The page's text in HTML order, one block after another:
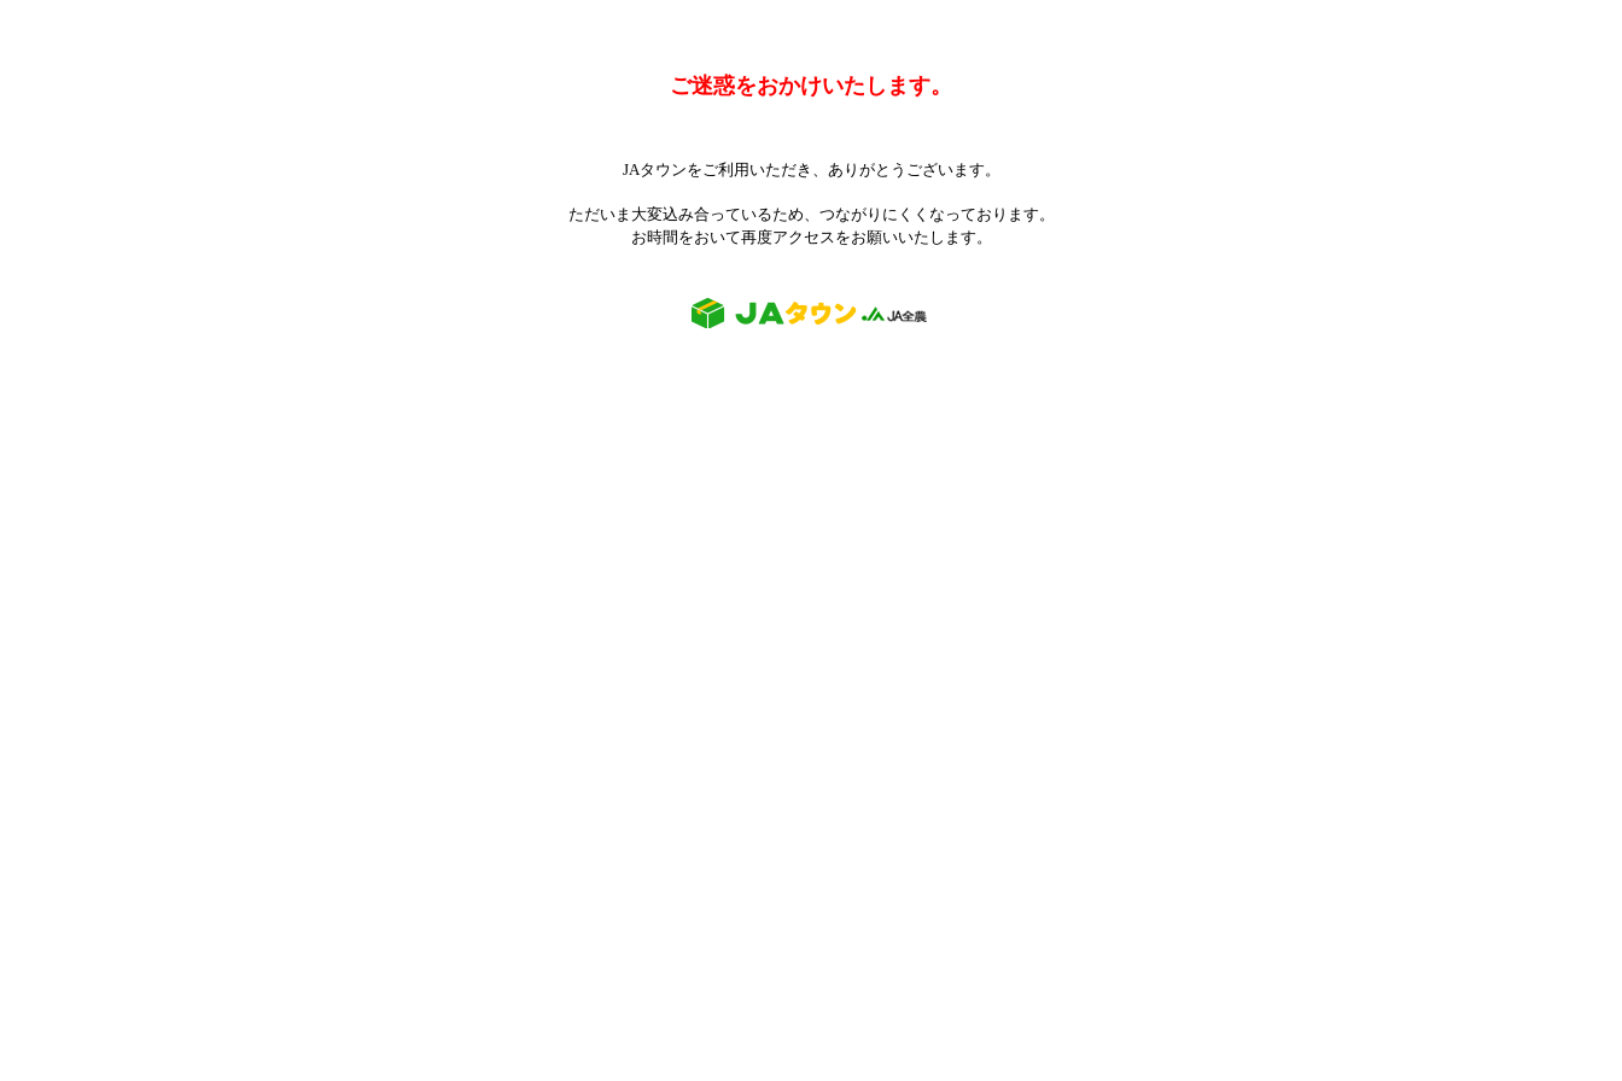
ご迷惑をおかけいたします。
JAタウンをご利用いただき、ありがとうございます。
ただいま大変込み合っているため、つながりにくくなっております。
お時間をおいて再度アクセスをお願いいたします。